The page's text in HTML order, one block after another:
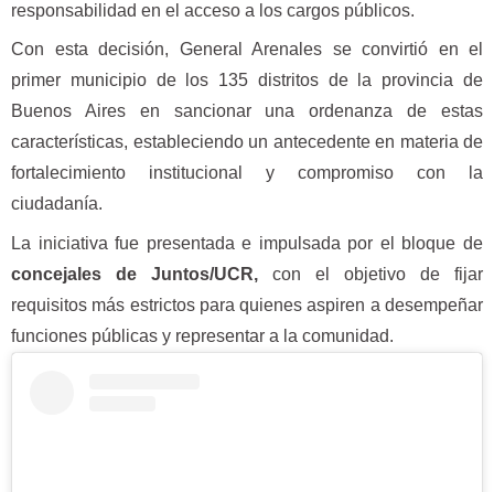
responsabilidad en el acceso a los cargos públicos.
Con esta decisión, General Arenales se convirtió en el
primer municipio de los 135 distritos de la provincia de
Buenos Aires en sancionar una ordenanza de estas
características, estableciendo un antecedente en materia de
fortalecimiento institucional y compromiso con la
ciudadanía.
La iniciativa fue presentada e impulsada por el bloque de
concejales de Juntos/UCR, con el objetivo de fijar
requisitos más estrictos para quienes aspiren a desempeñar
funciones públicas y representar a la comunidad.